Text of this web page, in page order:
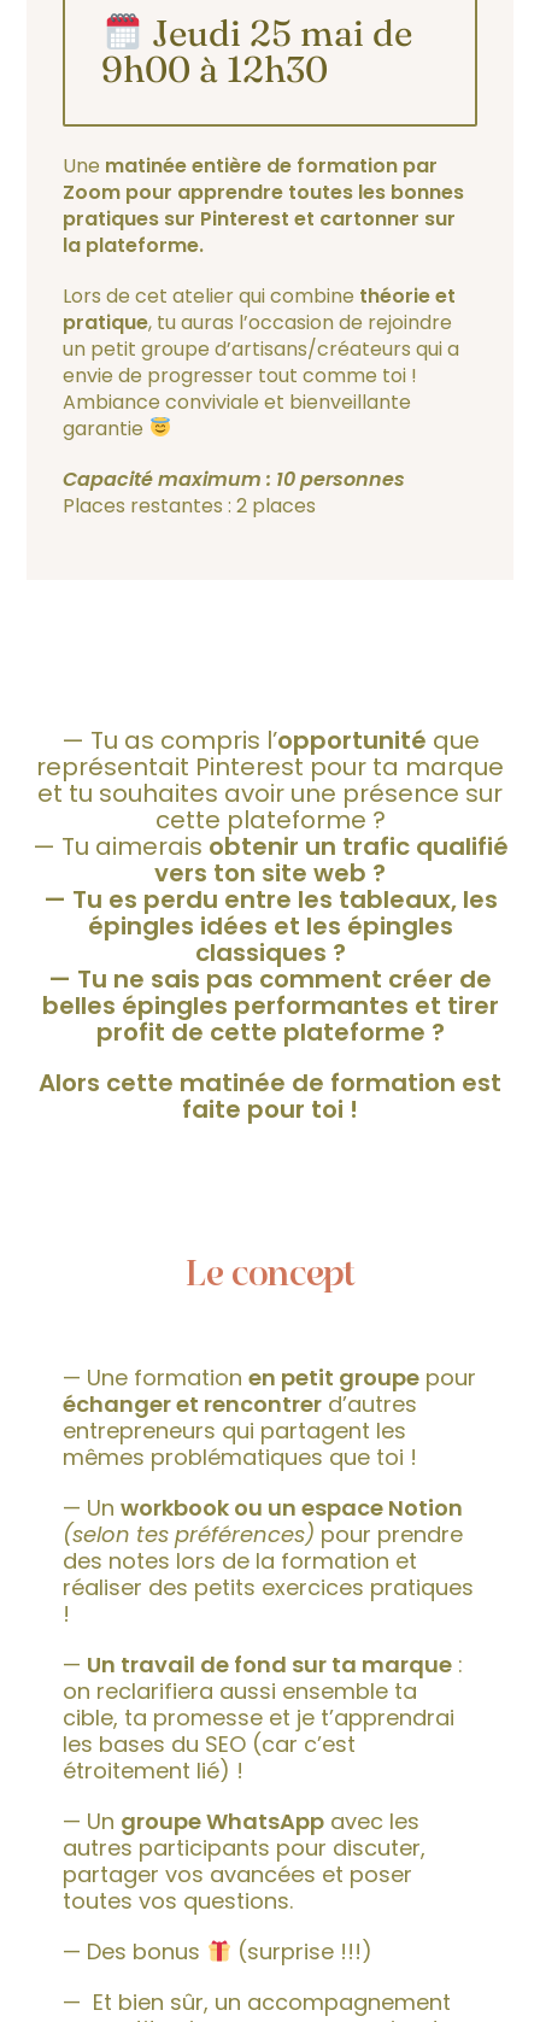
Jeudi 25 mai de
9h00 à 12h30
Une matinée entière de formation par
Zoom pour apprendre toutes les bonnes
pratiques sur Pinterest et cartonner sur
la plateforme.
Lors de cet atelier qui combine théorie et
pratique, tu auras l’occasion de rejoindre
un petit groupe d’artisans/créateurs qui a
envie de progresser tout comme toi !
Ambiance conviviale et bienveillante
garantie
Capacité maximum : 10 personnes
Places restantes : 2 places
— Tu as compris l’opportunité que
représentait Pinterest pour ta marque
et tu souhaites avoir une présence sur
cette plateforme ?
— Tu aimerais obtenir un trafic qualifié
vers ton site web ?
— Tu es perdu entre les tableaux, les
épingles idées et les épingles
classiques ?
— Tu ne sais pas comment créer de
belles épingles performantes et tirer
profit de cette plateforme ?
Alors cette matinée de formation est
faite pour toi !
Le concept
— Une formationen petit groupe pour
échanger et rencontrer d’autres
entrepreneurs qui partagent les
mêmes problématiques que toi !
— Unworkbook ou un espace Notion
(selon tes préférences) pour prendre
des notes lors de la formation et
réaliser des petits exercices pratiques
!
— Un travail de fond sur ta marque :
on reclarifiera aussi ensemble ta
cible, ta promesse et je t’apprendrai
les bases du SEO (car c’est
étroitement lié) !
— Un groupe WhatsApp avec les
autres participants pour discuter,
partager vos avancées et poser
toutes vos questions.
— Des bonus
(surprise !!!)
— Et bien sûr, un accompagnement